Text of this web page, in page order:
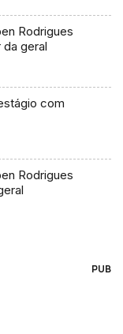
Rodrigues
da geral
com
Rodrigues
PUB